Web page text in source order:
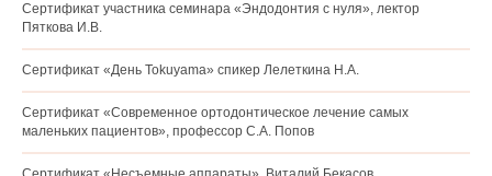
Сертификат участника семинара «Эндодонтия с нуля», лектор
Пяткова И.В.
Сертификат «День Tokuyama» спикер Лелеткина Н.А.
Сертификат «Современное ортодонтическое лечение самых
маленьких пациентов», профессор С.А. Попов